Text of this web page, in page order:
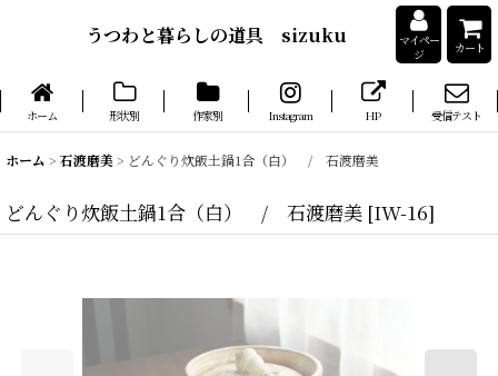
うつわと暮らしの道具 sizuku
マイペー
ジ
カート
ホーム 形状別 作家別 Instagram HP 受信テスト
ホーム > 石渡磨美> どんぐり炊飯土鍋1合（白） / 石渡磨美
どんぐり炊飯土鍋1合（白） / 石渡磨美 [IW-16]